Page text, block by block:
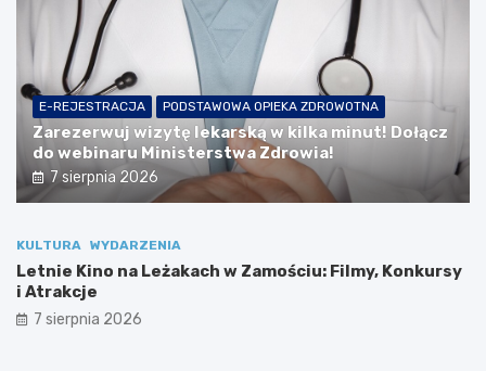
E-REJESTRACJA PODSTAWOWA OPIEKA ZDROWOTNA
Zarezerwuj wizytę lekarską w kilka minut! Dołącz
do webinaru Ministerstwa Zdrowia!
7 sierpnia 2026
KULTURA WYDARZENIA
Letnie Kino na Leżakach w Zamościu: Filmy, Konkursy
i Atrakcje
7 sierpnia 2026